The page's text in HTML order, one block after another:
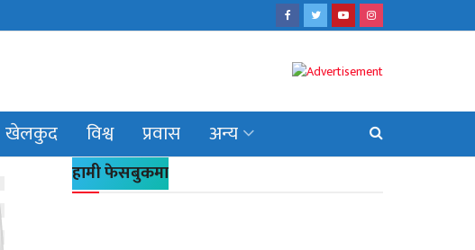
खेलकुद विश्व प्रवास अन्य
हामी फेसबुकमा